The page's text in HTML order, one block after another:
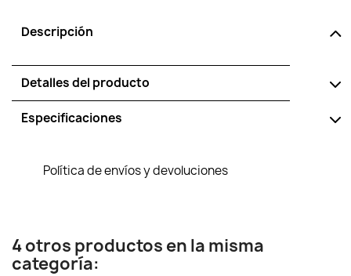
Descripción
Detalles del producto
Especificaciones
Política de envíos y devoluciones
4 otros productos en la misma
categoría: